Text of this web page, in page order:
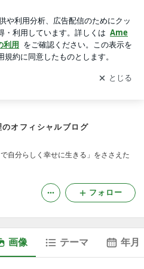
グの更新通知
を受け取りまし
開く
オフィシャルブログ
自分らしく幸せに生きる」をささえた
フォロー
画像 テーマ 年月